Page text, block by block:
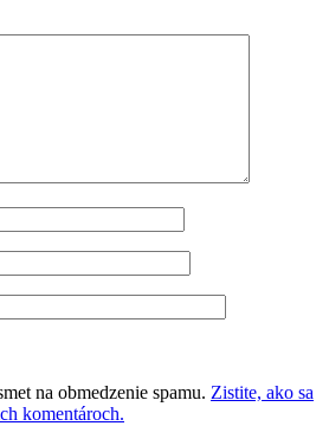
na obmedzenie spamu. Zistite, ako sa
komentároch.